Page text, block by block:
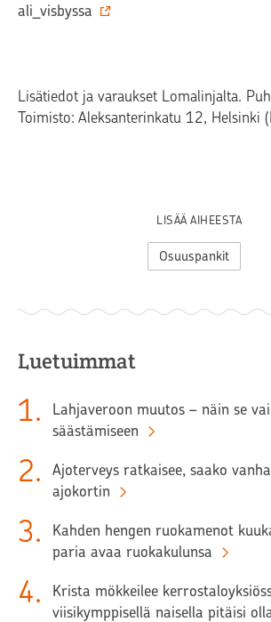
ali_visbyssa
Lisätiedot ja varaukset Lomalinjalta.
Toimisto: Aleksanterinkatu 12, Helsinki
LISÄÄ AIHEESTA
Osuuspankit
Luetuimmat
1.
Lahjaveroon muutos – näin se
säästämiseen
2.
Ajoterveys ratkaisee, saako
ajokortin
3.
Kahden hengen ruokamenot
paria avaa ruokakulunsa
4.
Krista mökkeilee
viisikymppisellä naisella pitäisi